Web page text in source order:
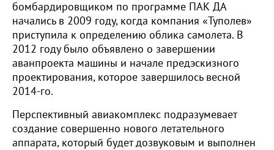
бомбардировщиком по программе ПАК ДА
начались в 2009 году, когда компания «Туполев»
приступила к определению облика самолета. В
2012 году было объявлено о завершении
аванпроекта машины и начале предэскизного
проектирования, которое завершилось весной
2014-го.
Перспективный авиакомплекс подразумевает
создание совершенно нового летательного
аппарата, который будет дозвуковым и выполнен